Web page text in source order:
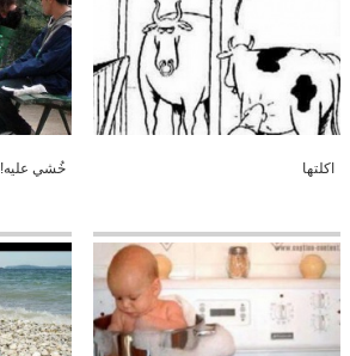
اكلتها خُشي عليه!